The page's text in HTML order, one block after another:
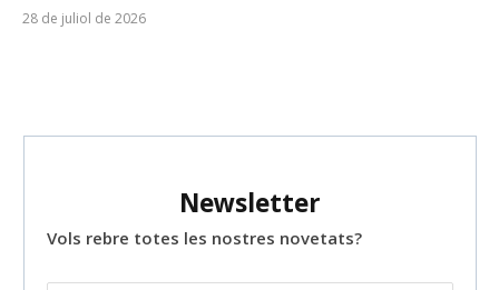
28 de juliol de 2026
Newsletter
Vols rebre totes les nostres novetats?